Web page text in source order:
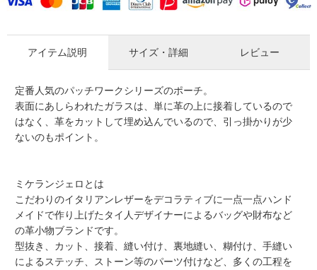
アイテム説明
定番人気のパッチワークシリーズのポーチ。
表面にあしらわれたガラスは、単に革の上に接着しているので
はなく、革をカットして埋め込んでいるので、引っ掛かりが少
ないのもポイント。
ミケランジェロとは
こだわりのイタリアンレザーをデコラティブに一点一点ハンド
メイドで作り上げたタイ人デザイナーによるバッグや財布など
の革小物ブランドです。
型抜き、カット、接着、縫い付け、裏地縫い、糊付け、手縫い
によるステッチ、ストーン等のパーツ付けなど、多くの工程を
サイズ・詳細 レビュー